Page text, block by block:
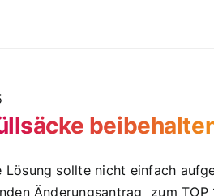
Lösung sollte nicht einfach
Änderungsantrag zum TOP